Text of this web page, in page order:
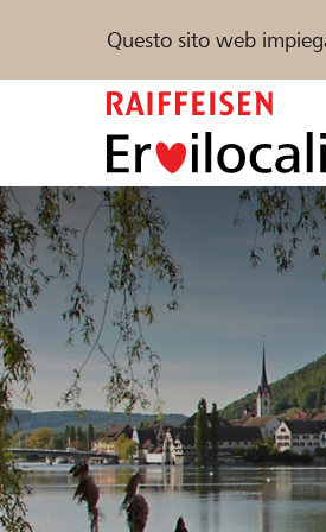
Questo sito web
Sostenere Aiuto &
Trova progetti e
DE FR IT